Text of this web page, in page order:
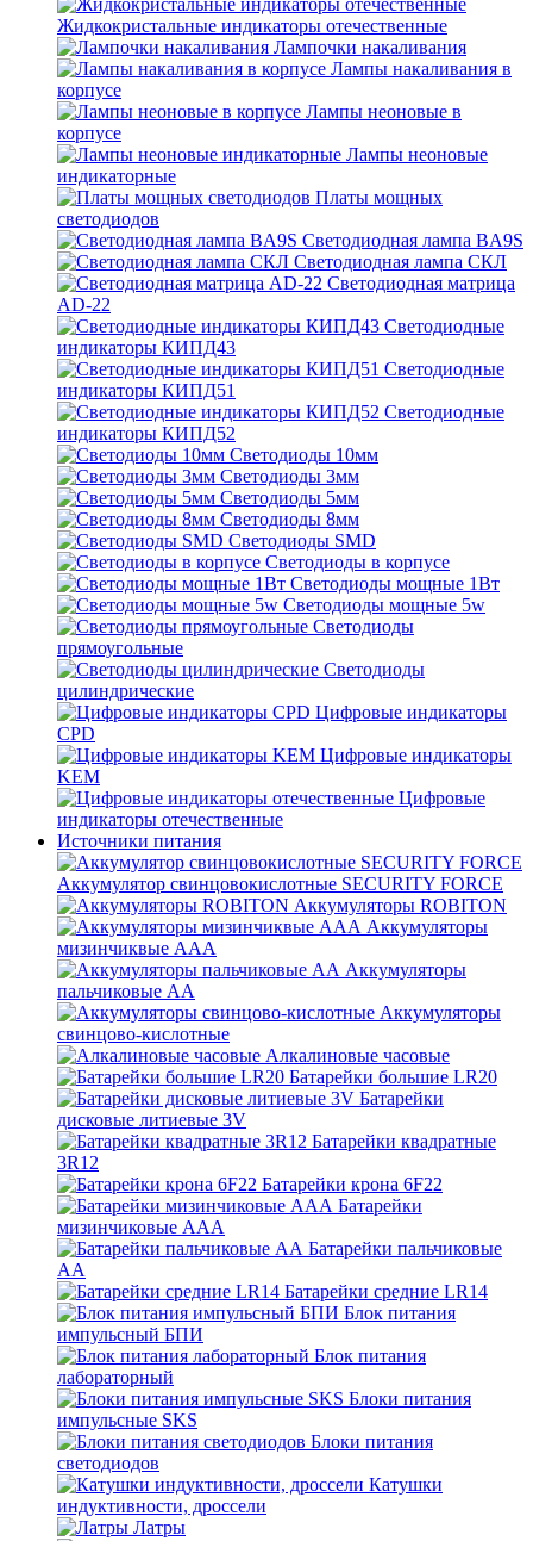
Жидкокристальные индикаторы отечественные
Лампочки накаливания
Лампы накаливания в
корпусе
Лампы неоновые в
корпусе
Лампы неоновые
индикаторные
Платы мощных
светодиодов
Светодиодная лампа BA9S
Светодиодная лампа СКЛ
Светодиодная матрица
AD-22
Светодиодные
индикаторы КИПД43
Светодиодные
индикаторы КИПД51
Светодиодные
индикаторы КИПД52
Светодиоды 10мм
Светодиоды 3мм
Светодиоды 5мм
Светодиоды 8мм
Светодиоды SMD
Светодиоды в корпусе
Светодиоды мощные 1Вт
Светодиоды мощные 5w
Светодиоды
прямоугольные
Светодиоды
цилиндрические
Цифровые индикаторы
CPD
Цифровые индикаторы
KEM
Цифровые
индикаторы отечественные
Источники питания
Аккумулятор свинцовокислотные SECURITY FORCE
Аккумуляторы ROBITON
Аккумуляторы
мизинчиквые ААА
Аккумуляторы
пальчиковые АА
Аккумуляторы
свинцово-кислотные
Алкалиновые часовые
Батарейки большие LR20
Батарейки
дисковые литиевые 3V
Батарейки квадратные
3R12
Батарейки крона 6F22
Батарейки
мизинчиковые ААА
Батарейки пальчиковые
АА
Батарейки средние LR14
Блок питания
импульсный БПИ
Блок питания
лабораторный
Блоки питания
импульсные SKS
Блоки питания
светодиодов
Катушки
индуктивности, дроссели
Латры